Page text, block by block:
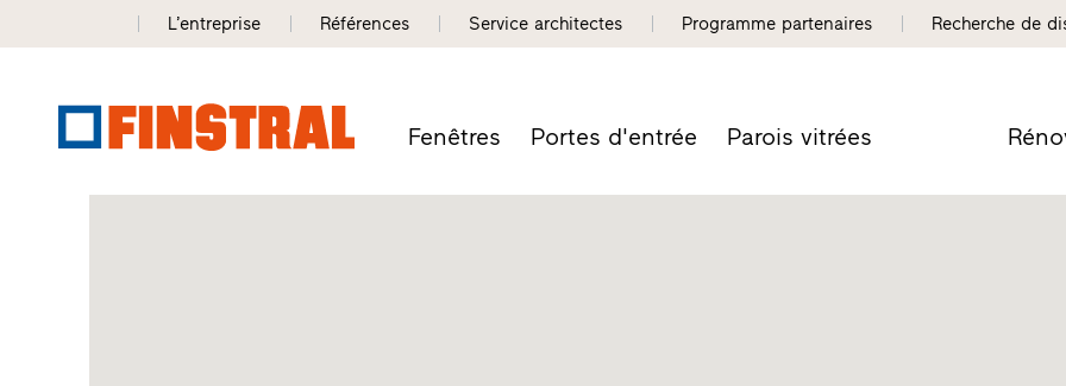
L’entreprise Références Service architectes Programme partenaires Recherche de
Fenêtres Portes d'entrée Parois vitrées